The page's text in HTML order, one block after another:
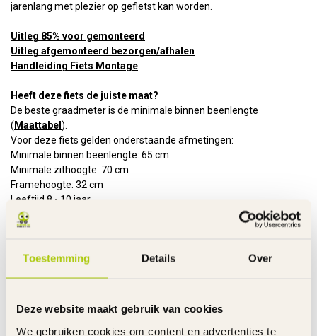
Toestemming Details Over
Deze website maakt gebruik van cookies
We gebruiken cookies om content en advertenties te
jarenlang met plezier op gefietst kan worden.
Uitleg 85% voor gemonteerd
Uitleg afgemonteerd bezorgen/afhalen
Handleiding Fiets Montage
Heeft deze fiets de juiste maat?
De beste graadmeter is de minimale binnen beenlengte
( Maattabel ).
Voor deze fiets gelden onderstaande afmetingen:
Minimale binnen beenlengte: 65 cm
Minimale zithoogte: 70 cm
Framehoogte: 32 cm
Leeftijd 8 - 10 jaar
Maximale belasting: 80 kg
Frame
Staal
Banden
Luchtbanden